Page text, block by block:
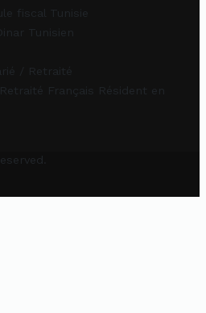
fiscal Tunisie
Tunisien
/ Retraité
Français Résident en